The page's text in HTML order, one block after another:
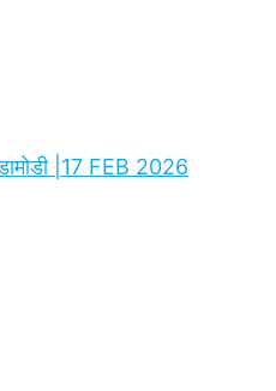
|17 FEB 2026